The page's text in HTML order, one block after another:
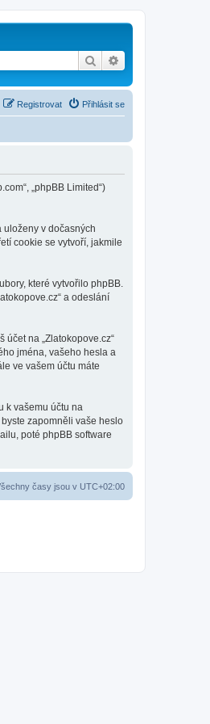
Hledat
Přihlásit se
Registrovat
„phpBB Limited“)
uloženy v dočasných
cookie se vytvoří, jakmile
které vytvořilo phpBB.
a odeslání
na „Zlatokopove.cz“
jména, vašeho hesla a
ve vašem účtu máte
k vašemu účtu na
zapomněli vaše heslo
poté phpBB software
časy jsou v UTC+02:00